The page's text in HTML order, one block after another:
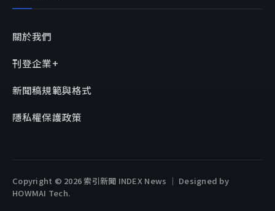
關於我們
刊登企業+
新聞稿規範與格式
隱私權保護政策
Copyright © 2026 索引新聞 INDEX News ｜ Designed by
HOWMAI Tech.